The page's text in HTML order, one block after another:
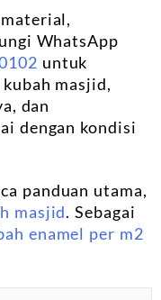
WhatsApp
untuk
masjid,
dan
dengan kondisi
panduan utama,
masjid. Sebagai
enamel per m2